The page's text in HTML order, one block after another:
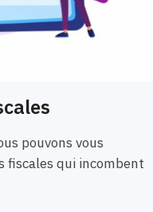
pouvons vous
fiscales qui incombent